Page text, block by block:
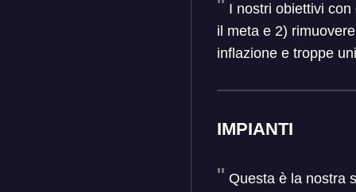
I nostri obiettivi
il meta e 2)
inflazione e troppe
IMPIANTI
Questa è la nostra